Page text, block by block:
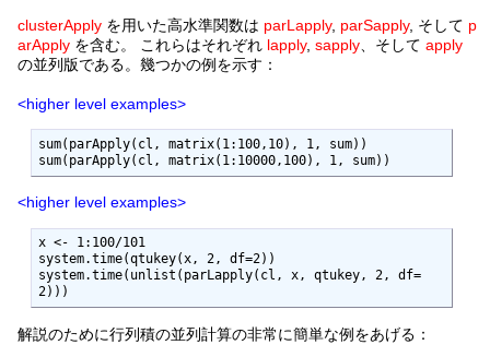
clusterApply を用いた高水準関数は parLapply, parSapply, そして p
arApply を含む。 これらはそれぞれ lapply,sapply 、そしてapply
の並列版である。幾つかの例を示す：
<higher level examples>
sum(parApply(cl, matrix(1:100,10), 1, sum))
sum(parApply(cl, matrix(1:10000,100), 1, sum))
<higher level examples>
x <- 1:100/101
system.time(qtukey(x, 2, df=2))
system.time(unlist(parLapply(cl, x, qtukey, 2, df=
2)))
解説のために行列積の並列計算の非常に簡単な例をあげる：